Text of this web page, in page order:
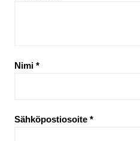
Nimi *
Sähköpostiosoite *